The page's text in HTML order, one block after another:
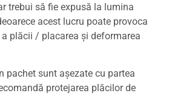
trebui să fie expusă la lumina
acest lucru poate provoca
plăcii / placarea și deformarea
pachet sunt așezate cu partea
protejarea plăcilor de